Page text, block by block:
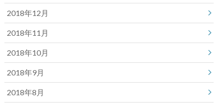
2018年12月
2018年11月
2018年10月
2018年9月
2018年8月